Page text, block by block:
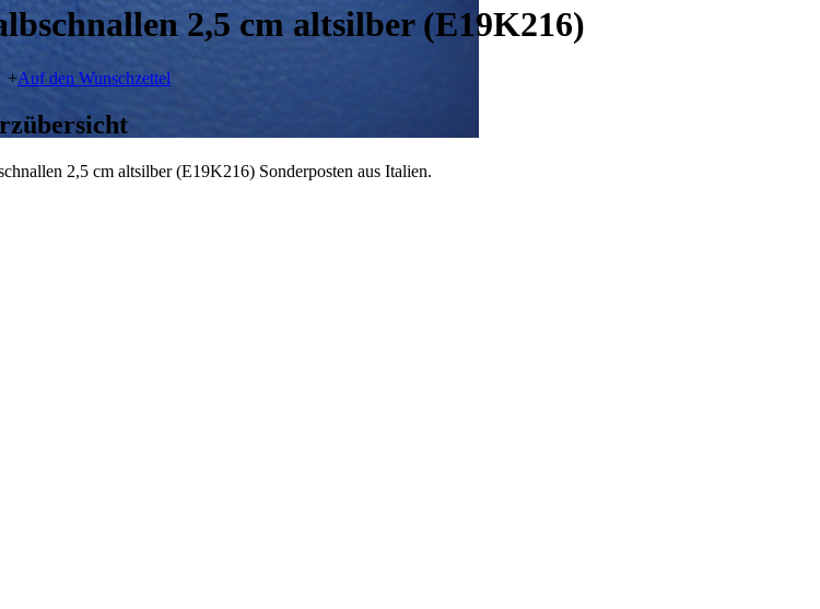
2,5 cm altsilber (E19K216)
+Auf den Wunschzettel
2,5 cm altsilber (E19K216) Sonderposten aus Italien.